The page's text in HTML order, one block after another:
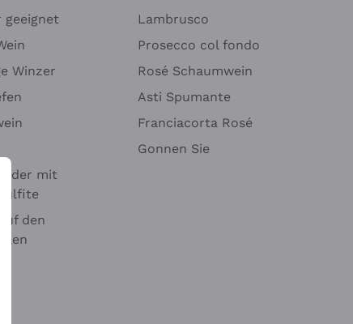
geeignet
Winzer
oder mit
den
Lambrusco
Prosecco col fondo
Rosé Schaumwein
Asti Spumante
Franciacorta Rosé
Gonnen Sie